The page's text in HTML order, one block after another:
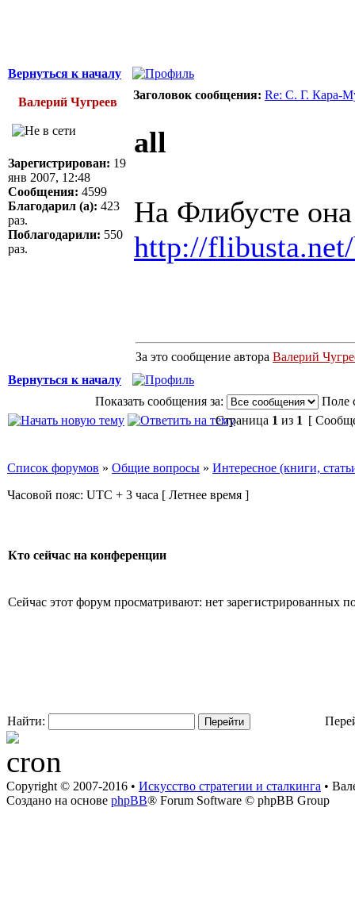
Вернуться к началу
Валерий Чугреев
Заголовок сообщения: Re: С. Г. Кара-
Зарегистрирован: 19
янв 2007, 12:48
Сообщения: 4599
Благодарил (а): 423
раз.
Поблагодарили: 550
раз.
all
На Флибусте
http://
За это сообщение автора Валерий
Вернуться к началу
Показать сообщения за:
Поле
Страница 1 из 1 [
Список форумов » Общие вопросы » Интересное (книги,
Часовой пояс: UTC + 3 часа [ Летнее время ]
Кто сейчас на конференции
Сейчас этот форум просматривают: нет зарегистрированных
Найти:
Copyright © 2007-2016 • Искусство стратегии и сталкинга •
Создано на основе phpBB® Forum Software © phpBB Group